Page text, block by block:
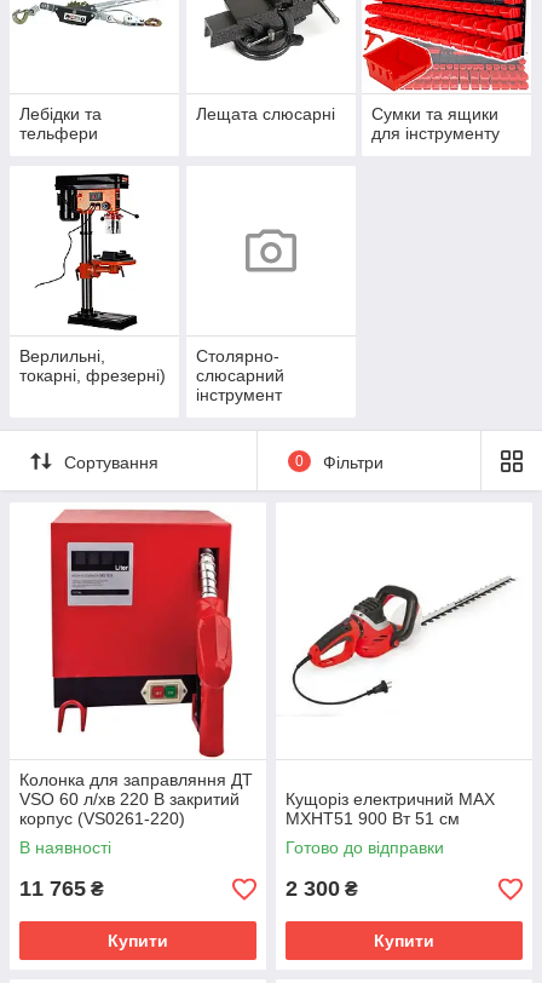
Лебідки та
тельфери
Лещата слюсарні
Сумки та ящики
для інструменту
Верлильні,
токарні, фрезерні)
Столярно-
слюсарний
інструмент
Сортування 0 Фільтри
Колонка для заправляння ДТ
VSO 60 л/хв 220 В закритий
корпус (VS0261-220)
В наявності
11 765 ₴
Купити
Кущоріз електричний MAX
MXHT51 900 Вт 51 см
Готово до відправки
2 300 ₴
Купити